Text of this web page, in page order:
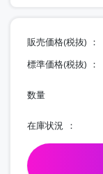
販売価格(税抜)
標準価格(税抜)
数量
在庫状況